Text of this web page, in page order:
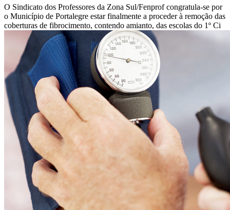
O Sindicato dos Professores da Zona Sul/Fenprof congratula-se por
o Município de Portalegre estar finalmente a proceder à remoção das
coberturas de fibrocimento, contendo amianto, das escolas do 1º Ci